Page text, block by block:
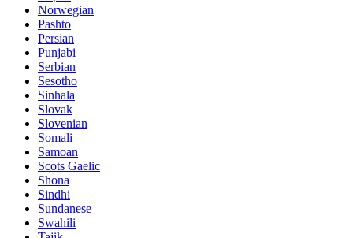
Norwegian
Pashto
Persian
Punjabi
Serbian
Sesotho
Sinhala
Slovak
Slovenian
Somali
Samoan
Scots Gaelic
Shona
Sindhi
Sundanese
Swahili